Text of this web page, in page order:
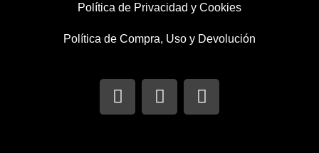
Política de Privacidad y Cookies
Política de Compra, Uso y Devolución
I
n
s
T
w
i
F
a
c